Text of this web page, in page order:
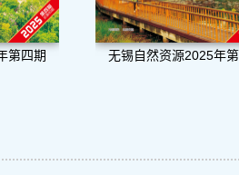
第四期 无锡自然资源2025年